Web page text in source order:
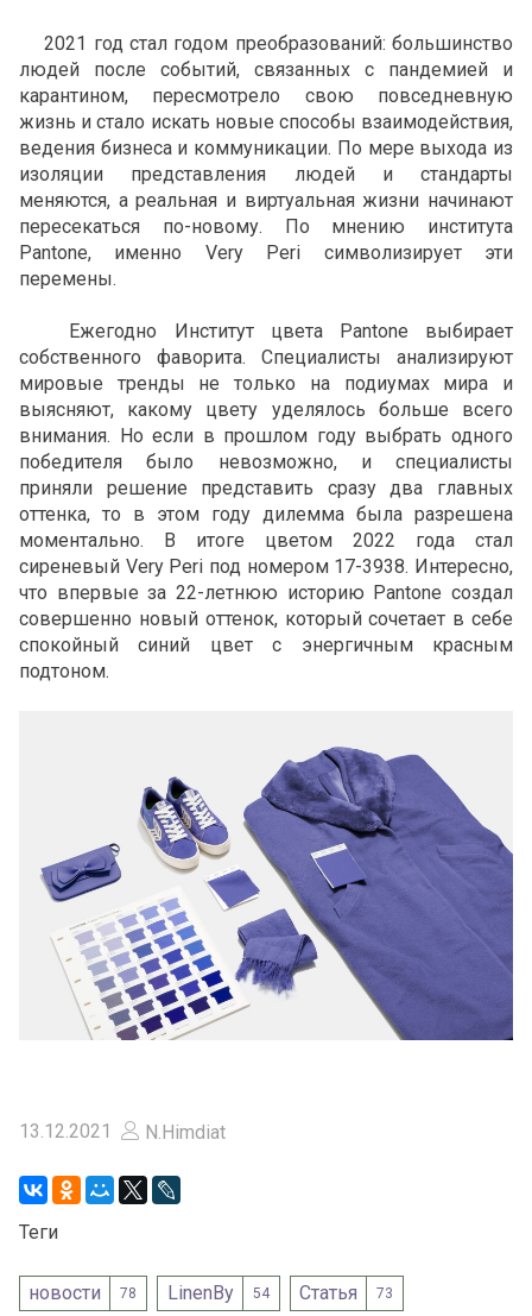
2021 год стал годом преобразований: большинство
людей после событий, связанных с пандемией и
карантином, пересмотрело свою повседневную
жизнь и стало искать новые способы взаимодействия,
ведения бизнеса и коммуникации. По мере выхода из
изоляции представления людей и стандарты
меняются, а реальная и виртуальная жизни начинают
пересекаться по-новому. По мнению института
Pantone, именно Very Peri символизирует эти
перемены.
Ежегодно Институт цвета Pantone выбирает
собственного фаворита. Специалисты анализируют
мировые тренды не только на подиумах мира и
выясняют, какому цвету уделялось больше всего
внимания. Но если в прошлом году выбрать одного
победителя было невозможно, и специалисты
приняли решение представить сразу два главных
оттенка, то в этом году дилемма была разрешена
моментально. В итоге цветом 2022 года стал
сиреневый Very Peri под номером 17-3938. Интересно,
что впервые за 22-летнюю историю Pantone создал
совершенно новый оттенок, который сочетает в себе
спокойный синий цвет с энергичным красным
подтоном.
13.12.2021 N.Himdiat
Теги
новости 78 LinenBy 54 Статья 73